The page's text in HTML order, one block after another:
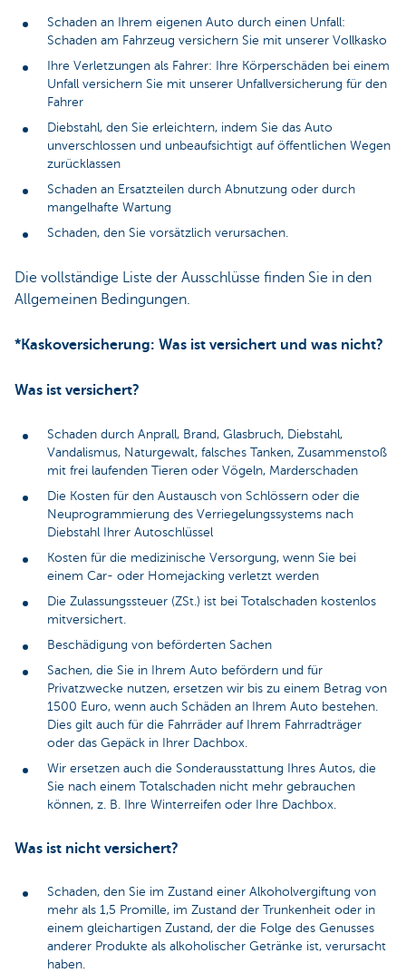
Schaden an Ihrem eigenen Auto durch einen Unfall:
Schaden am Fahrzeug versichern Sie mit unserer Vollkasko
Ihre Verletzungen als Fahrer: Ihre Körperschäden bei einem
Unfall versichern Sie mit unserer Unfallversicherung für den
Fahrer
Diebstahl, den Sie erleichtern, indem Sie das Auto
unverschlossen und unbeaufsichtigt auf öffentlichen Wegen
zurücklassen
Schaden an Ersatzteilen durch Abnutzung oder durch
mangelhafte Wartung
Schaden, den Sie vorsätzlich verursachen.
Die vollständige Liste der Ausschlüsse finden Sie in den
Allgemeinen Bedingungen.
*Kaskoversicherung: Was ist versichert und was nicht?
Was ist versichert?
Schaden durch Anprall, Brand, Glasbruch, Diebstahl,
Vandalismus, Naturgewalt, falsches Tanken, Zusammenstoß
mit frei laufenden Tieren oder Vögeln, Marderschaden
Die Kosten für den Austausch von Schlössern oder die
Neuprogrammierung des Verriegelungssystems nach
Diebstahl Ihrer Autoschlüssel
Kosten für die medizinische Versorgung, wenn Sie bei
einem Car- oder Homejacking verletzt werden
Die Zulassungssteuer (ZSt.) ist bei Totalschaden kostenlos
mitversichert.
Beschädigung von beförderten Sachen
Sachen, die Sie in Ihrem Auto befördern und für
Privatzwecke nutzen, ersetzen wir bis zu einem Betrag von
1500 Euro, wenn auch Schäden an Ihrem Auto bestehen.
Dies gilt auch für die Fahrräder auf Ihrem Fahrradträger
oder das Gepäck in Ihrer Dachbox.
Wir ersetzen auch die Sonderausstattung Ihres Autos, die
Sie nach einem Totalschaden nicht mehr gebrauchen
können, z. B. Ihre Winterreifen oder Ihre Dachbox.
Was ist nicht versichert?
Schaden, den Sie im Zustand einer Alkoholvergiftung von
mehr als 1,5 Promille, im Zustand der Trunkenheit oder in
einem gleichartigen Zustand, der die Folge des Genusses
anderer Produkte als alkoholischer Getränke ist, verursacht
haben.